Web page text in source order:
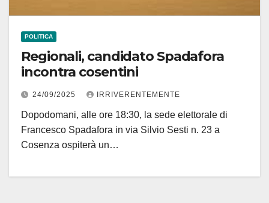
POLITICA
Regionali, candidato Spadafora
incontra cosentini
24/09/2025 IRRIVERENTEMENTE
Dopodomani, alle ore 18:30, la sede elettorale di
Francesco Spadafora in via Silvio Sesti n. 23 a
Cosenza ospiterà un…